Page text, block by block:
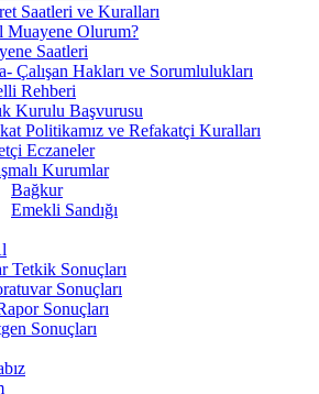
Saatleri ve Kuralları
Muayene Olurum?
Saatleri
Çalışan Hakları ve Sorumlulukları
Rehberi
Kurulu Başvurusu
Politikamız ve Refakatçi Kuralları
Eczaneler
Kurumlar
Bağkur
Emekli Sandığı
Tetkik Sonuçları
Sonuçları
Sonuçları
Sonuçları